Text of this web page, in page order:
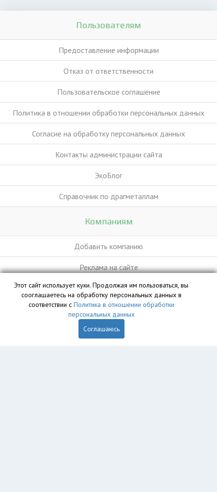
Пользователям
Предоставление информации
Отказ от ответственности
Пользовательское соглашение
Политика в отношении обработки персональных данных
Согласие на обработку персональных данных
Контакты администрации сайта
ЭкоБлог
Справочник по драгметаллам
Компаниям
Добавить компанию
Реклама на сайте
База данных сайта vyvoz.org является интеллектуальной
собственностью ООО «Профит» и охраняется законом.
Этот сайт использует куки. Продолжая им пользоваться, вы
сооглашаетесь на обработку персональных данных в
соответствии с Политика в отношении обработки
персональных данных
Соглашаюсь